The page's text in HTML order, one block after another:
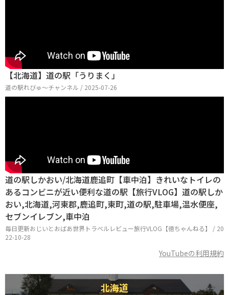
【北海道】道の駅「うりまく」
道の駅れびゅ〜チャンネル / 2025-07-26
道の駅しかおい/北海道鹿追町【車中泊】きれいなトイレの
あるコンビニが近い便利な道の駅【旅行VLOG】道の駅しか
おい,北海道,河東郡,鹿追町,東町,道の駅,駐車場,温水便座,
セブンイレブン,車中泊
毎日更新おじいとおばあ世界トラベルレビュー旅行VLOG【徳ちゃんねる】 / 20
22-10-28
YouTubeの利用規約
北海道